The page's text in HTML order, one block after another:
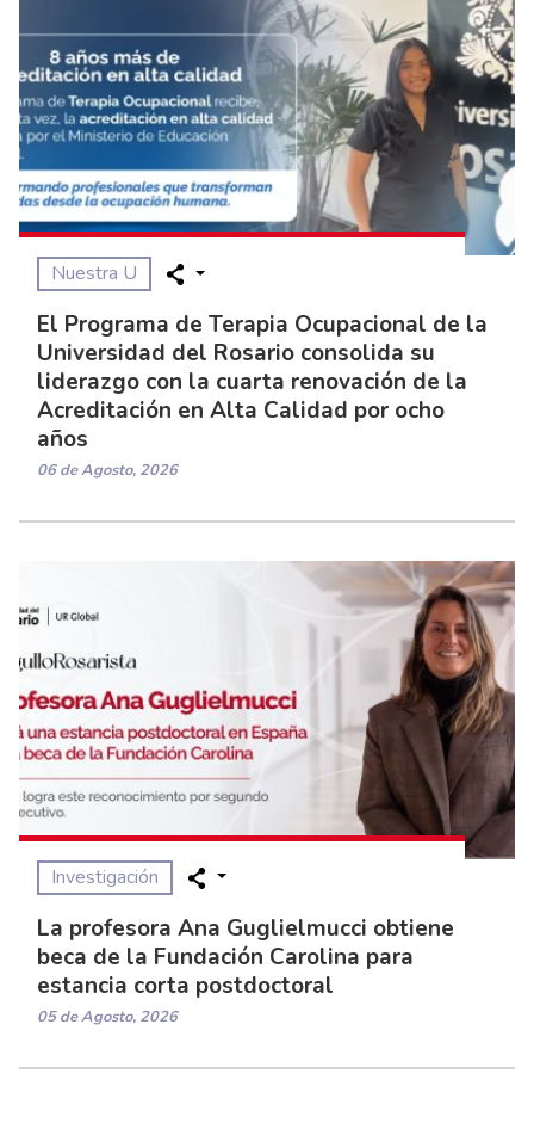
Nuestra U
El Programa de Terapia Ocupacional de la
Universidad del Rosario consolida su
liderazgo con la cuarta renovación de la
Acreditación en Alta Calidad por ocho
años
06 de Agosto, 2026
Investigación
La profesora Ana Guglielmucci obtiene
beca de la Fundación Carolina para
estancia corta postdoctoral
05 de Agosto, 2026